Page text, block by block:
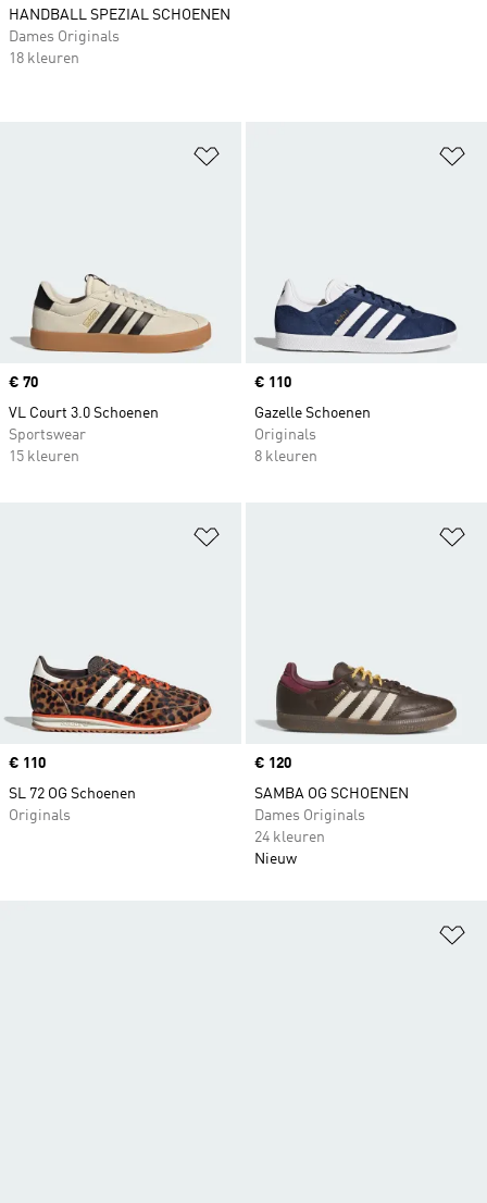
Price
€ 70
VL Court 3.0 Schoenen
Sportswear
15 kleuren
Price
€ 110
Gazelle Schoenen
Originals
8 kleuren
Price
€ 110
SL 72 OG Schoenen
Originals
Price
€ 120
SAMBA OG SCHOENEN
Dames Originals
24 kleuren
Nieuw
HANDBALL SPEZIAL SCHOENEN
Dames Originals
18 kleuren